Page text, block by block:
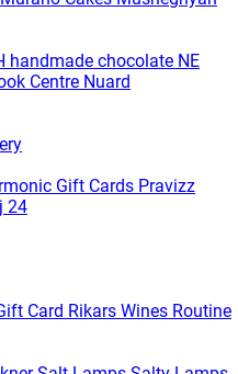
handmade chocolate NE
Centre Nuard
Gift Cards Pravizz
24
Card Rikars Wines Routine